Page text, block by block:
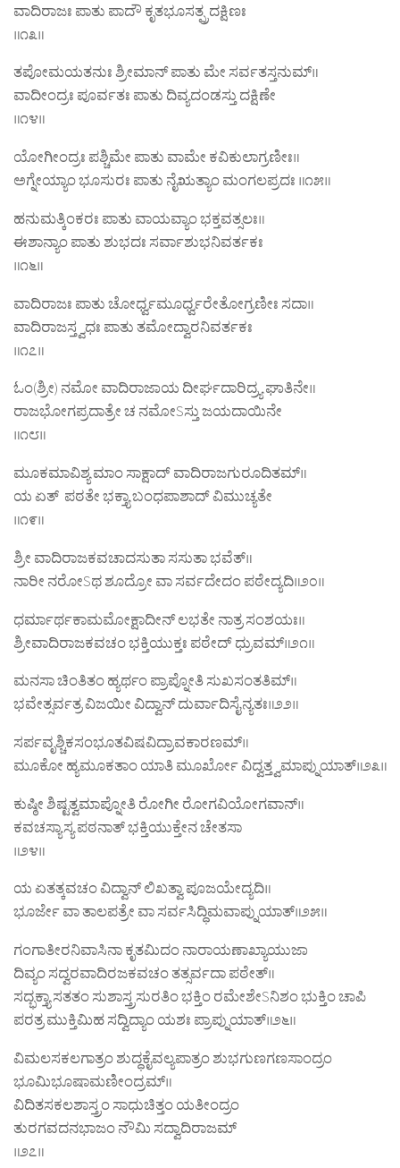
ವಾದಿರಾಜಃ ಪಾತು ಪಾದೌ ಕೃತಭೂಸತ್ಪ್ರದಕ್ಷಿಣಃ
॥೧೩॥
ತಪೋಮಯತನುಃ ಶ್ರೀಮಾನ್‌ ಪಾತು ಮೇ ಸರ್ವತಸ್ತನುಮ್‌॥
ವಾದೀಂದ್ರಃ ಪೂರ್ವತಃ ಪಾತು ದಿವ್ಯದಂಡಸ್ತು ದಕ್ಷಿಣೇ
॥೧೪॥
ಯೋಗೀಂದ್ರಃ ಪಶ್ಚಿಮೇ ಪಾತು ವಾಮೇ ಕವಿಕುಲಾಗ್ರಣೀಃ॥
ಅಗ್ನೇಯ್ಯಾಂ ಭೂಸುರಃ ಪಾತು ನೈಋತ್ಯಾಂ ಮಂಗಲಪ್ರದಃ ॥೧೫॥
ಹನುಮತ್ಕಿಂಕರಃ ಪಾತು ವಾಯವ್ಯಾಂ ಭಕ್ತವತ್ಸಲಃ॥
ಈಶಾನ್ಯಾಂ ಪಾತು ಶುಭದಃ ಸರ್ವಾಶುಭನಿವರ್ತಕಃ
॥೧೬॥
ವಾದಿರಾಜಃ ಪಾತು ಚೋರ್ಧ್ವಮೂರ್ಧ್ವರೇತೋಗ್ರಣೀಃ ಸದಾ॥
ವಾದಿರಾಜಸ್ತ್ವಧಃ ಪಾತು ತಮೋದ್ವಾರನಿವರ್ತಕಃ
॥೧೭॥
ಓಂ(ಶ್ರೀ) ನಮೋ ವಾದಿರಾಜಾಯ ದೀರ್ಘದಾರಿದ್ರ್ಯ ಘಾತಿನೇ॥
ರಾಜಭೋಗಪ್ರದಾತ್ರೇ ಚ ನಮೋSಸ್ತು ಜಯದಾಯಿನೇ
॥೧೮॥
ಮೂಕಮಾವಿಶ್ಯ ಮಾಂ ಸಾಕ್ಷಾದ್ ವಾದಿರಾಜಗುರೂದಿತಮ್‌॥
ಯ ಏತ್ ಪಠತೇ ಭಕ್ತ್ಯಾ ಬಂಧಪಾಶಾದ್ ವಿಮುಚ್ಯತೇ
॥೧೯॥
ಶ್ರೀ ವಾದಿರಾಜಕವಚಾದಸುತಾ ಸಸುತಾ ಭವೆತ್‌॥
ನಾರೀ ನರೋSಥ ಶೂದ್ರೋ ವಾ ಸರ್ವದೇದಂ ಪಠೇದ್ಯದಿ॥೨೦॥
ಧರ್ಮಾರ್ಥಕಾಮಮೋಕ್ಷಾದೀನ್‌ ಲಭತೇ ನಾತ್ರ ಸಂಶಯಃ॥
ಶ್ರೀವಾದಿರಾಜಕವಚಂ ಭಕ್ತಿಯುಕ್ತಃ ಪಠೇದ್ ಧ್ರುವಮ್‌॥೨೧॥
ಮನಸಾ ಚಿಂತಿತಂ ಹ್ಯರ್ಥಂ ಪ್ರಾಪ್ನೋತಿ ಸುಖಸಂತತಿಮ್‌॥
ಭವೇತ್ಸರ್ವತ್ರ ವಿಜಯೀ ವಿದ್ವಾನ್‌ ದುರ್ವಾದಿಸೈನ್ಯತಃ॥೨೨॥
ಸರ್ಪವೃಶ್ಚಿಕಸಂಭೂತವಿಷವಿದ್ರಾವಕಾರಣಮ್‌॥
ಮೂಕೋ ಹ್ಯಮೂಕತಾಂ ಯಾತಿ ಮೂರ್ಖೋ ವಿದ್ವತ್ತ್ವಮಾಪ್ನುಯಾತ್‌॥೨೩॥
ಕುಷ್ಠೀ ಶಿಷ್ಟತ್ವಮಾಪ್ನೋತಿ ರೋಗೀ ರೋಗವಿಯೋಗವಾನ್‌॥
ಕವಚಸ್ಯಾಸ್ಯ ಪಠನಾತ್ ಭಕ್ತಿಯುಕ್ತೇನ ಚೇತಸಾ
॥೨೪॥
ಯ ಏತತ್ಕವಚಂ ವಿದ್ವಾನ್‌ ಲಿಖತ್ವಾ ಪೂಜಯೇದ್ಯದಿ॥
ಭೂರ್ಜೇ ವಾ ತಾಲಪತ್ರೇ ವಾ ಸರ್ವಸಿದ್ಧಿಮವಾಪ್ನುಯಾತ್‌॥೨೫॥
ಗಂಗಾತೀರನಿವಾಸಿನಾ ಕೃತಮಿದಂ ನಾರಾಯಣಾಖ್ಯಾಯುಜಾ
ದಿವ್ಯಂ ಸದ್ವರವಾದಿರಜಕವಚಂ ತತ್ಸರ್ವದಾ ಪಠೇತ್‌॥
ಸದ್ಭಕ್ತ್ಯಾ ಸತತಂ ಸುಶಾಸ್ತ್ರಸುರತಿಂ ಭಕ್ತಿಂ ರಮೇಶೇSನಿಶಂ ಭುಕ್ತಿಂ ಚಾಪಿ
ಪರತ್ರ ಮುಕ್ತಿಮಿಹ ಸದ್ವಿದ್ಯಾಂ ಯಶಃ ಪ್ರಾಪ್ನುಯಾತ್‌॥೨೬॥
ವಿಮಲಸಕಲಗಾತ್ರಂ ಶುದ್ಧಕೈವಲ್ಯಪಾತ್ರಂ ಶುಭಗುಣಗಣಸಾಂದ್ರಂ
ಭೂಮಿಭೂಷಾಮಣೀಂದ್ರಮ್‌॥
ವಿದಿತಸಕಲಶಾಸ್ತ್ರಂ ಸಾಧುಚಿತ್ತಂ ಯತೀಂದ್ರಂ
ತುರಗವದನಭಾಜಂ ನೌಮಿ ಸದ್ವಾದಿರಾಜಮ್‌
॥೨೭॥